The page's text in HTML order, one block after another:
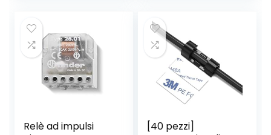
AC/DC
Temperatura
Capacità
Resistenza Diodi
Continuità Duty
Cycle
Relè ad impulsi
[40 pezzi]